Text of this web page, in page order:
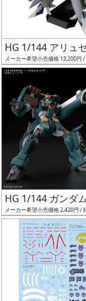
グ
レ
ー
ル
HG 1/144 アリュ
メーカー希望小売価格 13,200円
HG 1/144 ガンダ
メーカー希望小売価格 2,420円 /